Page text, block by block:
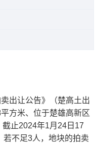
出让公告》（楚高土出
平方米、位于楚雄高新区
截止2024年1月 24 日 17
若不足3人，地块的拍卖